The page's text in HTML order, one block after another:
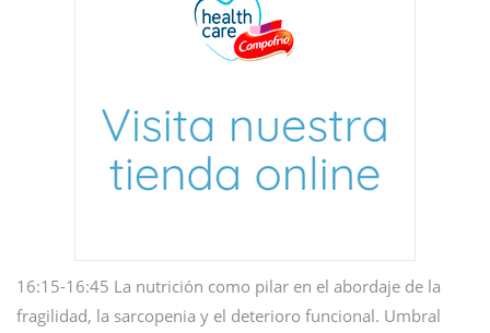
16:15-16:45 La nutrición como pilar en el abordaje de la
fragilidad, la sarcopenia y el deterioro funcional. Umbral